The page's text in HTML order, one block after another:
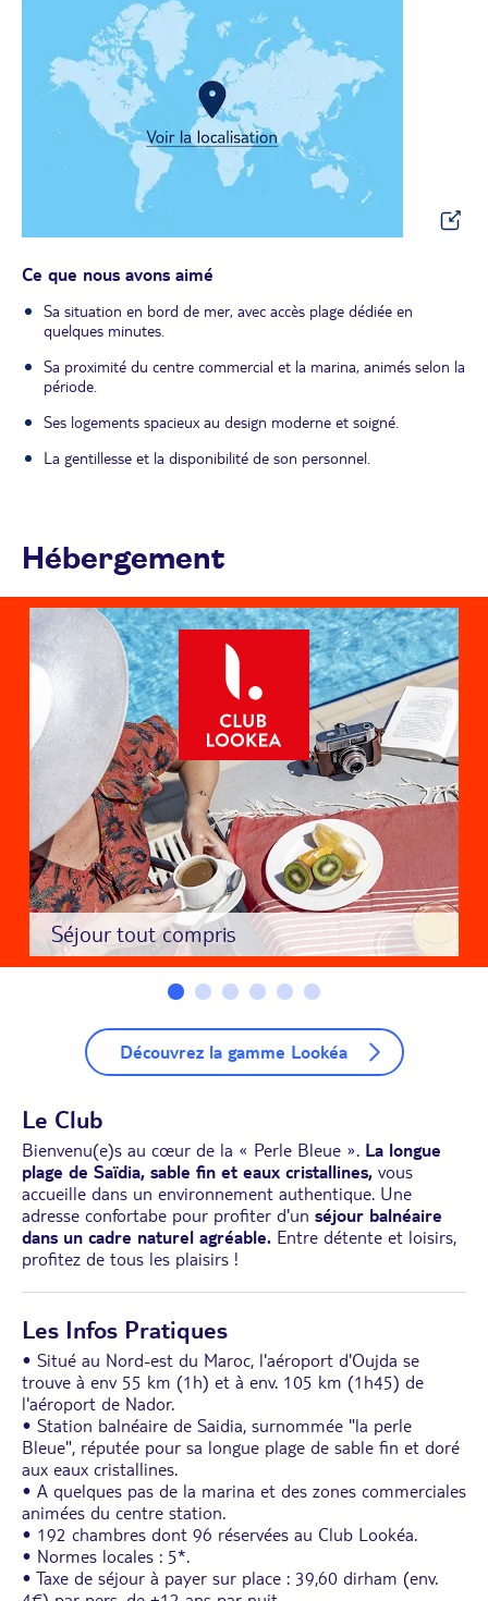
Ce que nous avons aimé
Sa situation en bord de mer, avec accès plage dédiée en
quelques minutes.
Sa proximité du centre commercial et la marina, animés selon la
période.
Ses logements spacieux au design moderne et soigné.
La gentillesse et la disponibilité de son personnel.
Hébergement
Séjour tout compris
Découvrez la gamme Lookéa
Le Club
Bienvenu(e)s au cœur de la « Perle Bleue ». La longue
plage de Saïdia, sable fin et eaux cristallines, vous
accueille dans un environnement authentique. Une
adresse confortabe pour profiter d'un séjour balnéaire
dans un cadre naturel agréable. Entre détente et loisirs,
profitez de tous les plaisirs !
Les Infos Pratiques
• Situé au Nord-est du Maroc, l'aéroport d'Oujda se
trouve à env 55 km (1h) et à env. 105 km (1h45) de
l'aéroport de Nador.
• Station balnéaire de Saidia, surnommée "la perle
Bleue", réputée pour sa longue plage de sable fin et doré
aux eaux cristallines.
• A quelques pas de la marina et des zones commerciales
animées du centre station.
• 192 chambres dont 96 réservées au Club Lookéa.
• Normes locales : 5*.
• Taxe de séjour à payer sur place : 39,60 dirham (env.